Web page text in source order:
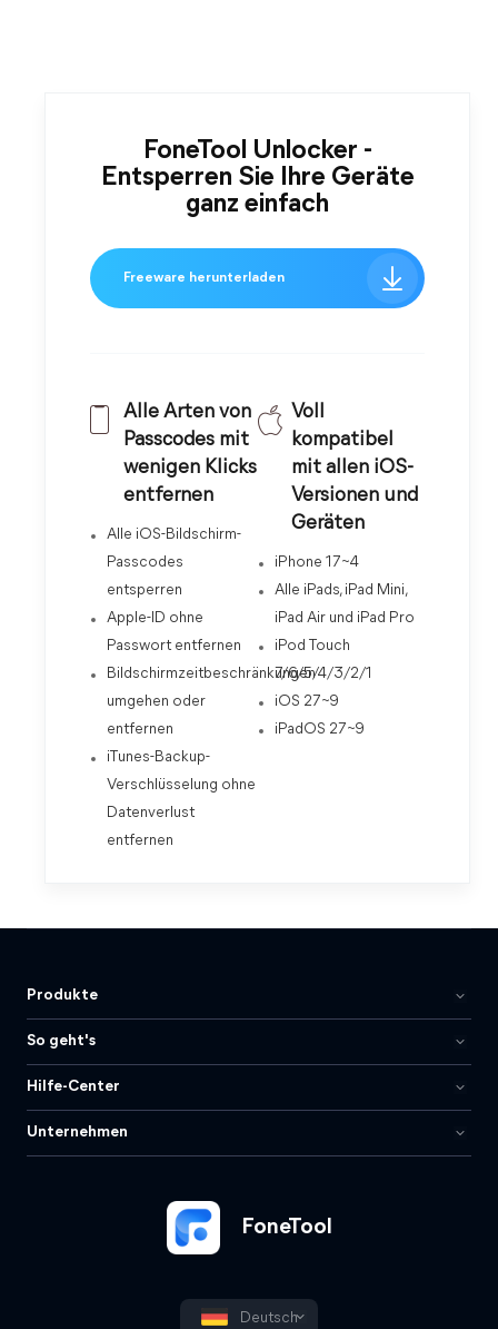
FoneTool Unlocker -
Entsperren Sie Ihre Geräte
ganz einfach
Freeware herunterladen
Alle Arten von
Passcodes mit
wenigen Klicks
entfernen
Alle iOS-Bildschirm-
Passcodes
entsperren
Apple-ID ohne
Passwort entfernen
Bildschirmzeitbeschränkungen
umgehen oder
entfernen
iTunes-Backup-
Verschlüsselung ohne
Datenverlust
entfernen
Voll
kompatibel
mit allen iOS-
Versionen und
Geräten
iPhone 17~4
Alle iPads, iPad Mini,
iPad Air und iPad Pro
iPod Touch
7/6/5/4/3/2/1
iOS 27~9
iPadOS 27~9
FoneTool
Deutsch
Produkte
So geht's
Hilfe-Center
Unternehmen